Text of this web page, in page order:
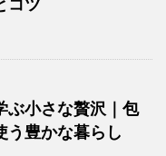
コツ
ぶ小さな贅沢｜包
う豊かな暮らし